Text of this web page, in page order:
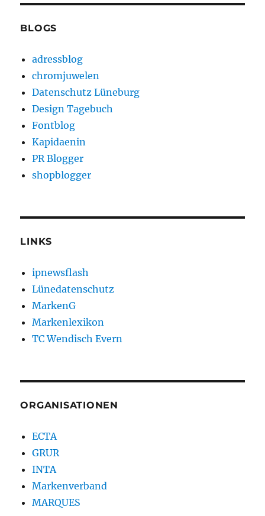
BLOGS
adressblog
chromjuwelen
Datenschutz Lüneburg
Design Tagebuch
Fontblog
Kapidaenin
PR Blogger
shopblogger
LINKS
ipnewsflash
Lünedatenschutz
MarkenG
Markenlexikon
TC Wendisch Evern
ORGANISATIONEN
ECTA
GRUR
INTA
Markenverband
MARQUES